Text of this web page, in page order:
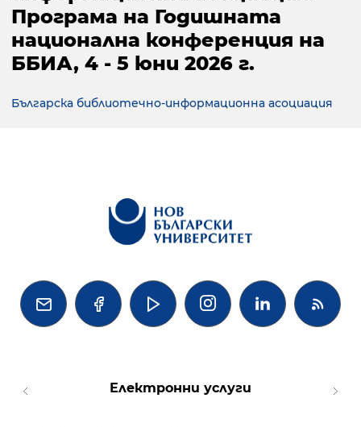
Програма на Годишната
национална конференция на
ББИА, 4 - 5 юни 2026 г.
Българска библиотечно-информационна асоциация
   
Електронни услуги